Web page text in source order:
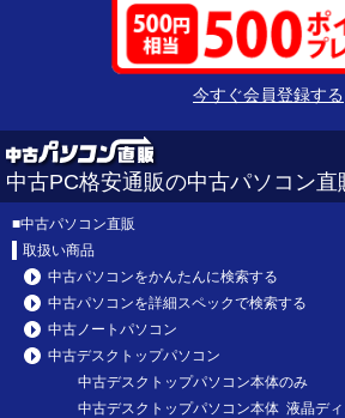
今すぐ会員登録する
中古PC格安通販の中古パソコン直
■中古パソコン直販
取扱い商品
中古パソコンをかんたんに検索する
中古パソコンを詳細スペックで検索する
中古ノートパソコン
中古デスクトップパソコン
中古デスクトップパソコン本体のみ
中古デスクトップパソコン本体 液晶ディ